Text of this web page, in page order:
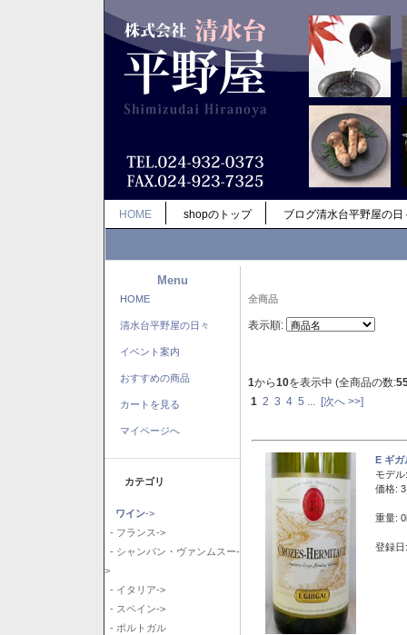
HOME shopのトップ ブログ清水台平野屋の日
Menu
HOME
清水台平野屋の日々
イベント案内
おすすめの商品
カートを見る
マイページへ
カテゴリ
ワイン->
- フランス->
- シャンパン・ヴァンムスー-
>
- イタリア->
- スペイン->
- ポルトガル
全商品
表示順:
1から10を表示中 (全商品の数:
1 2 3 4 5 [次へ >>]
E ギ
モデル:
価格:
重量:
登録